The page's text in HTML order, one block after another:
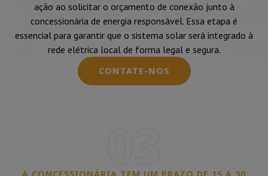
ação ao solicitar o orçamento de conexão junto à
concessionária de energia responsável. Essa etapa é
essencial para garantir que o sistema solar será integrado à
rede elétrica local de forma legal e segura.
CONTATE-NOS